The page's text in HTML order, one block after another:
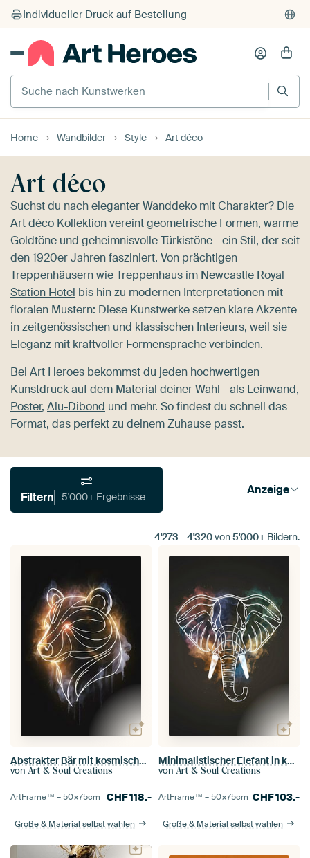
Suche nach Kunstwerken
Home Wandbilder Style Art déco
Art déco
Suchst du nach eleganter Wanddeko mit Charakter? Die
Art déco Kollektion vereint geometrische Formen, warme
Goldtöne und geheimnisvolle Türkistöne - ein Stil, der seit
den 1920er Jahren fasziniert. Von prächtigen
Treppenhäusern wieTreppenhaus im Newcastle Royal
Station Hotel bis hin zu modernen Interpretationen mit
floralen Mustern: Diese Kunstwerke setzen klare Akzente
in zeitgenössischen und klassischen Interieurs, weil sie
Eleganz mit kraftvoller Formensprache verbinden.
Bei Art Heroes bekommst du jeden hochwertigen
Kunstdruck auf dem Material deiner Wahl - als Leinwand,
Poster, Alu-Dibond und mehr. So findest du schnell das
Format, das perfekt zu deinem Zuhause passt.
Filtern 5'000+ Ergebnisse Anzeige
4'273 - 4'320von5'000+ Bildern.
Abstrakter Bär mit kosmischem Hintergrund
von Art & Soul Creations
ArtFrame™ –50×75cm CHF118.-
Größe & Material selbst wählen
Minimalistischer Elefant in kosmischem Nebel
von Art & Soul Creations
ArtFrame™ –50×75cm CHF103.-
Größe & Material selbst wählen